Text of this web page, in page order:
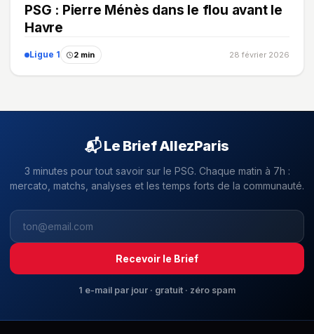
PSG : Pierre Ménès dans le flou avant le
Havre
Ligue 1 2 min 28 février 2026
📬 Le Brief AllezParis
3 minutes pour tout savoir sur le PSG. Chaque matin à 7h :
mercato, matchs, analyses et les temps forts de la communauté.
Recevoir le Brief
1 e-mail par jour · gratuit · zéro spam